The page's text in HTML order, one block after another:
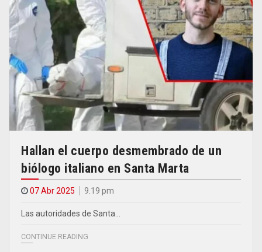
Hallan el cuerpo desmembrado de un
biólogo italiano en Santa Marta
07 Abr 2025 9.19 pm
Las autoridades de Santa…
CONTINUE READING